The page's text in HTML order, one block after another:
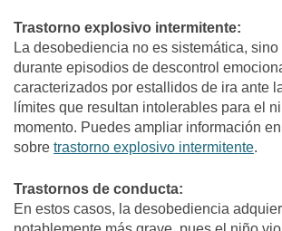
Trastorno explosivo intermitente:
La desobediencia no es sistemática, sino
durante episodios de descontrol
caracterizados por estallidos de ira ante
límites que resultan intolerables para el
momento. Puedes ampliar información
sobre trastorno explosivo intermitente.
Trastornos de conducta:
En estos casos, la desobediencia